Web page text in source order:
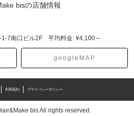
bisの店舗情報
1-7南口ビル2F 平均料金: ¥4,100～
googleMAP
利用規約 プライバシーポリシー
bis All rights reserved.